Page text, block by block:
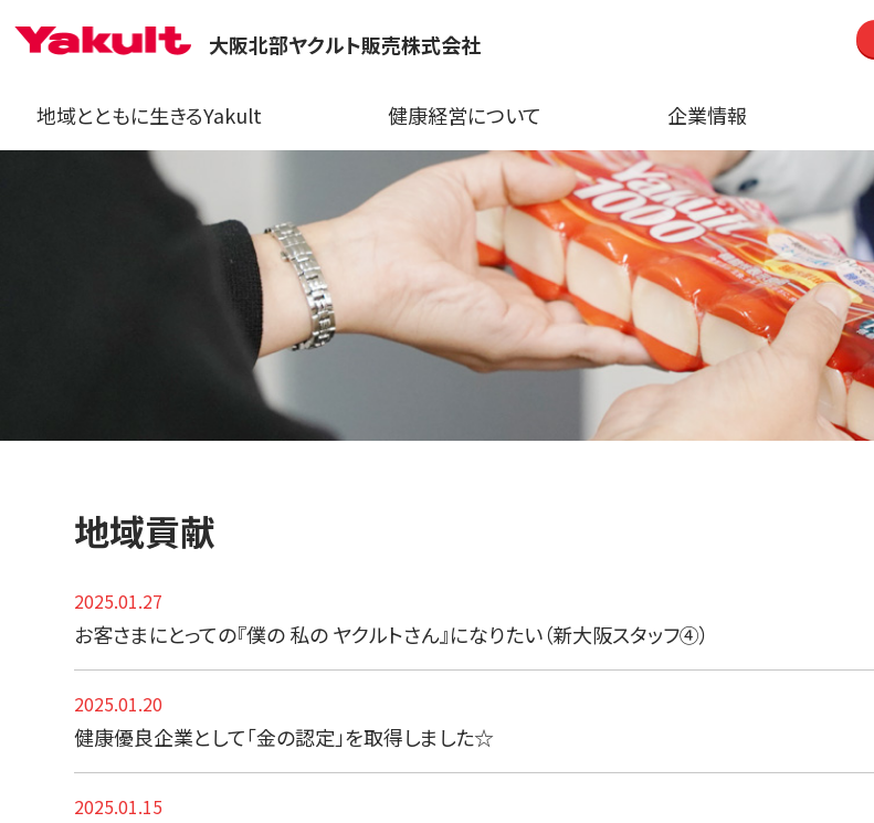
大阪北部ヤクルト販売株式会社
地域とともに生きるYakult 健康経営について 企業情報
地域貢献
2025.01.27
お客さまにとっての『僕の 私の ヤクルトさん』になりたい（新大阪スタッフ④）
2025.01.20
健康優良企業として「金の認定」を取得しました☆
2025.01.15